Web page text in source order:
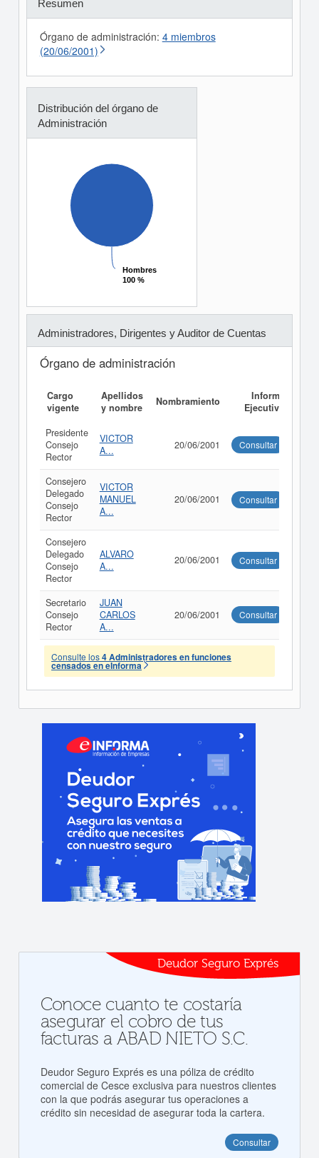
Resumen
Órgano de administración: 4 miembros
(20/06/2001)
Distribución del órgano de
Administración
Hombres
100 %
Hombres
100 %
Administradores, Dirigentes y Auditor de Cuentas
Órgano de administración
Cargo
vigente
Apellidos
y nombre
Nombramiento
Informe
Ejecutivo
Presidente
Consejo
Rector
VICTOR
A...
20/06/2001 Consultar
Consejero
Delegado
Consejo
Rector
VICTOR
MANUEL
A...
20/06/2001 Consultar
Consejero
Delegado
Consejo
Rector
ALVARO
A...
20/06/2001 Consultar
Secretario
Consejo
Rector
JUAN
CARLOS
A...
20/06/2001 Consultar
Consulte los4 Administradores en funciones
censados en eInforma
Deudor Seguro Exprés
Conoce cuanto te costaría
asegurar el cobro de tus
facturas a ABAD NIETO S.C.
Deudor Seguro Exprés es una póliza de crédito
comercial de Cesce exclusiva para nuestros clientes
con la que podrás asegurar tus operaciones a
crédito sin necesidad de asegurar toda la cartera.
Consultar